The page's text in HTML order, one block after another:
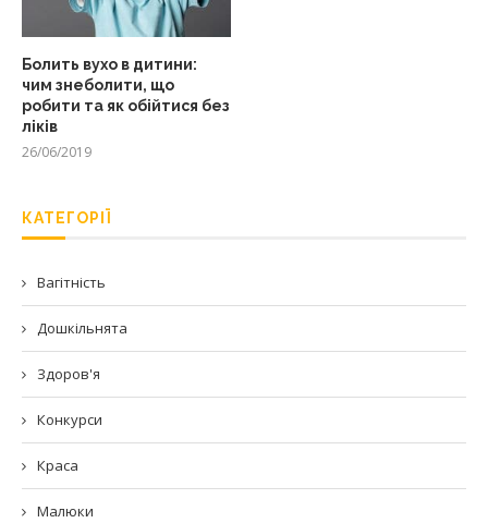
Болить вухо в дитини:
чим знеболити, що
робити та як обійтися без
ліків
26/06/2019
КАТЕГОРІЇ
Вагітність
Дошкільнята
Здоров'я
Конкурси
Краса
Малюки